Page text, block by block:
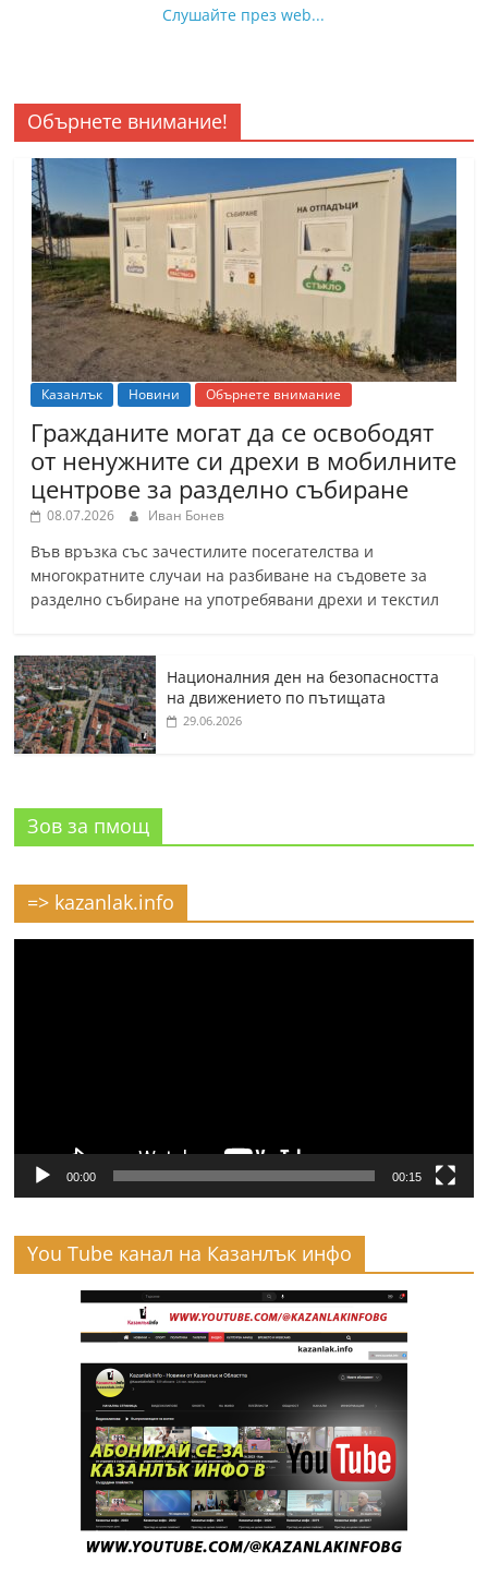
Слушайте през web...
Обърнете внимание!
Казанлък Новини Обърнете внимание
Гражданите могат да се освободят
от ненужните си дрехи в мобилните
центрове за разделно събиране
08.07.2026 Иван Бонев
Във връзка със зачестилите посегателства и
многократните случаи на разбиване на съдовете за
разделно събиране на употребявани дрехи и текстил
Националния ден на безопасността
на движението по пътищата
29.06.2026
Зов за пмощ
=> kazanlak.info
00:00 00:15
You Tube канал на Казанлък инфо